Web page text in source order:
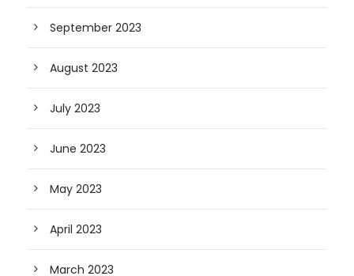
September 2023
August 2023
July 2023
June 2023
May 2023
April 2023
March 2023